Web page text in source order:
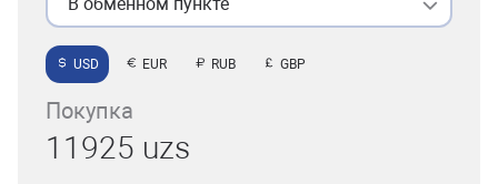
USD EUR RUB GBP
Покупка
11925 uzs